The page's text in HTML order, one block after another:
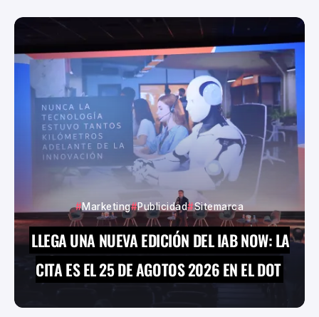
Marketing Publicidad Sitemarca
LLEGA UNA NUEVA EDICIÓN DEL IAB NOW: LA
CITA ES EL 25 DE AGOTOS 2026 EN EL DOT